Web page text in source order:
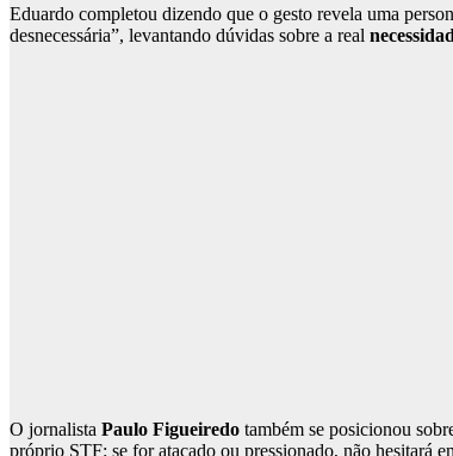
Eduardo completou dizendo que o gesto revela uma
desnecessária”, levantando dúvidas sobre a real
O jornalista Paulo Figueiredo também se posicionou
próprio STF: se for atacado ou pressionado, não hesitará